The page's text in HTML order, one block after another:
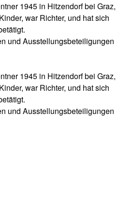
1945 in Hitzendorf bei Graz,
war Richter, und hat sich
und Ausstellungsbeteiligungen
1945 in Hitzendorf bei Graz,
war Richter, und hat sich
und Ausstellungsbeteiligungen